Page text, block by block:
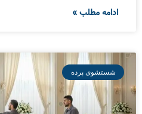
ادامه مطلب »
شستشوی پرده